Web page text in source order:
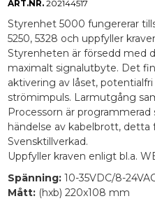
ART.NR. 202144517
Styrenhet 5000 fungererar
5250, 5328 och uppfyller
Styrenheten är försedd med
maximalt signalutbyte. Det
aktivering av låset,
strömimpuls. Larmutgång
Processorn är
händelse av kabelbrott, detta
Svensktillverkad.
Uppfyller kraven enligt bl.a.
Spänning:10-35VDC/8-
Mått: (hxb) 220x108 mm